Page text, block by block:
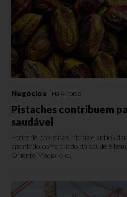
Negócios Há 4 horas
Pistaches contribuem
saudável
Fonte de proteínas, fibras e
apontado como aliado da saúde e
Oriente Médio, o c...